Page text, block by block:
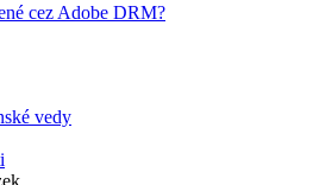
cez Adobe DRM?
vedy